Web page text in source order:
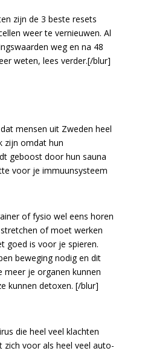
zijn de 3 beste resets
weer te vernieuwen. Al
weg en na 48
weten, lees verder.[/blur]
mensen uit Zweden heel
zijn omdat hun
geboost door hun sauna
voor je immuunsysteem
of fysio wel eens horen
of moet werken
goed is voor je spieren.
beweging nodig en dit
je organen kunnen
kunnen detoxen. [/blur]
die heel veel klachten
voor als heel veel auto-